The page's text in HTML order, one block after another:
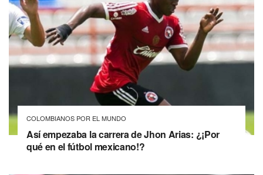
COLOMBIANOS POR EL MUNDO
Así empezaba la carrera de Jhon Arias: ¿¡Por
qué en el fútbol mexicano!?